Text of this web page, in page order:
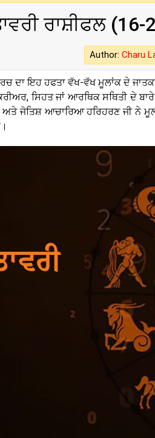
ਰਾਸ਼ੀਫਲ (16-
Author: Charu
ਦਾ ਇਹ ਹਫਤਾ ਵੱਖ-ਵੱਖ ਮੂਲਾਂਕ ਦੇ
ਸਿਹਤ ਜਾਂ ਆਰਥਿਕ ਸਥਿਤੀ ਦੇ
ਜੋਤਿਸ਼ ਆਚਾਰਿਆ ਹਰਿਹਰਣ ਜੀ ਨੇ